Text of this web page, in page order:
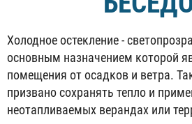
Холодное остекление -
основным назначением которой
помещения от осадков и ветра.
призвано сохранять тепло и
неотапливаемых верандах или